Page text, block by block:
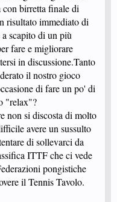
con birretta finale di
risultato immediato di
scapito di un più
fare e migliorare
in discussione.Tanto
il nostro gioco
di fare un po' di
"relax"?
non si discosta di molto
avere un sussulto
di sollevarci da
ITTF che ci vede
pongistiche
il Tennis Tavolo.